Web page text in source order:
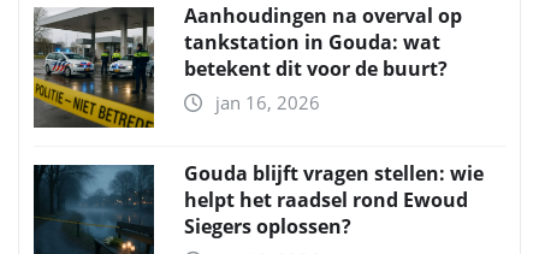
Aanhoudingen na overval op
tankstation in Gouda: wat
betekent dit voor de buurt?
jan 16, 2026
Gouda blijft vragen stellen: wie
helpt het raadsel rond Ewoud
Siegers oplossen?